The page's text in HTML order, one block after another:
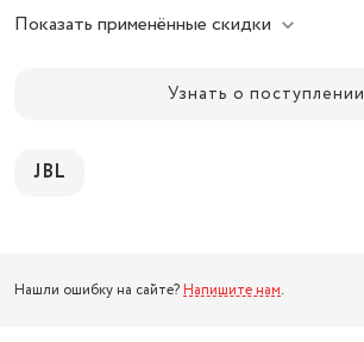
Показать применённые скидки
Узнать о поступлении
JBL
Нашли ошибку на сайте? Напишите нам.